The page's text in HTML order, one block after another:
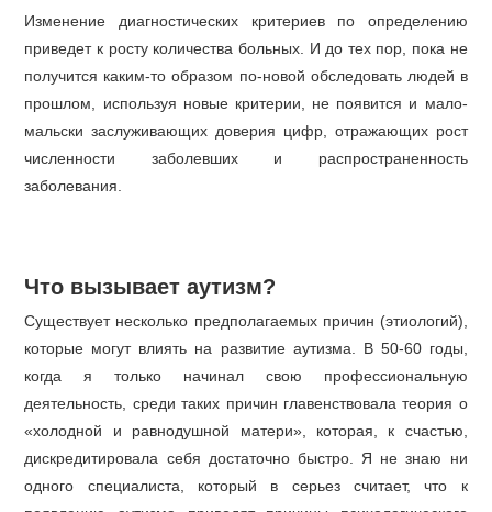
Изменение диагностических критериев по определению
приведет к росту количества больных. И до тех пор, пока не
получится каким-то образом по-новой обследовать людей в
прошлом, используя новые критерии, не появится и мало-
мальски заслуживающих доверия цифр, отражающих рост
численности заболевших и распространенность
заболевания.
Что вызывает аутизм?
Существует несколько предполагаемых причин (этиологий),
которые могут влиять на развитие аутизма. В 50-60 годы,
когда я только начинал свою профессиональную
деятельность, среди таких причин главенствовала теория о
«холодной и равнодушной матери», которая, к счастью,
дискредитировала себя достаточно быстро. Я не знаю ни
одного специалиста, который в серьез считает, что к